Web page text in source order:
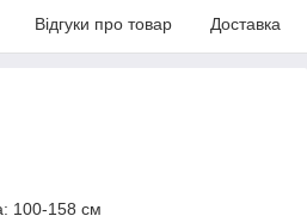
Відгуки про товар Доставка
100-158 см